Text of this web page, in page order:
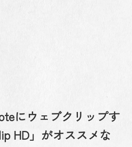
にウェブクリップす
HD」がオススメな